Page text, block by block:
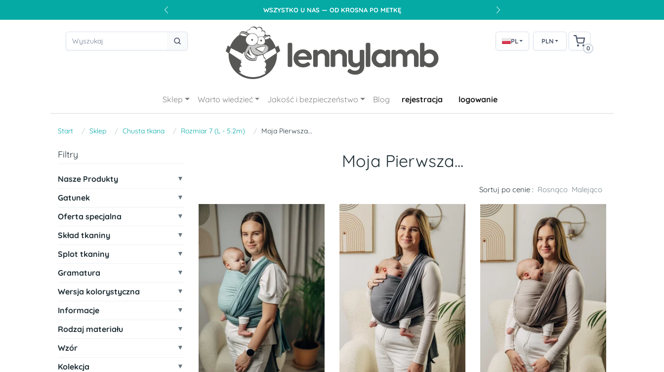
WSZYSTKO U NAS — OD KROSNA PO METKĘ
PL PLN
0
Sklep Warto wiedzieć Jakość i bezpieczeństwo Blog rejestracja logowanie
Start Sklep Chusta tkana Rozmiar 7 (L - 5.2m) Moja Pierwsza...
Filtry
Nasze Produkty
Gatunek
Oferta specjalna
Skład tkaniny
Splot tkaniny
Gramatura
Wersja kolorystyczna
Informacje
Rodzaj materiału
Wzór
Kolekcja
Moja Pierwsza...
Sortuj po cenie : Rosnąco Malejąco